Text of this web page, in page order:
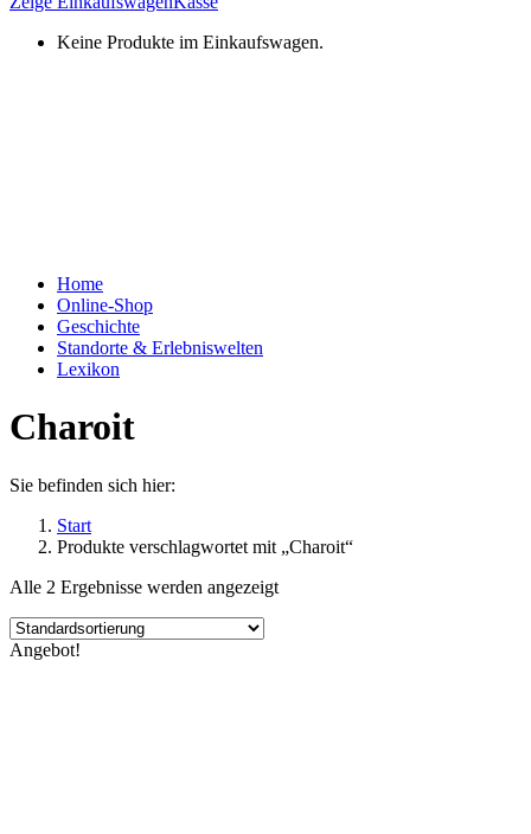
Keine Produkte im Einkaufswagen.
Home
Online-Shop
Geschichte
Standorte & Erlebniswelten
Lexikon
Charoit
Sie befinden sich hier:
Start
Produkte verschlagwortet mit „Charoit“
Alle 2 Ergebnisse werden angezeigt
Angebot!